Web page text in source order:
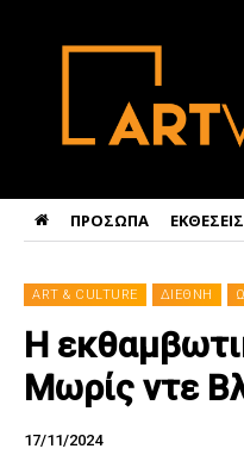
ΠΡΟΣΩΠΑ ΕΚΘΕΣΕΙΣ
ART & CULTURE ΔΙΕΘΝΗ
Η
Μωρίς ντε
17/11/2024